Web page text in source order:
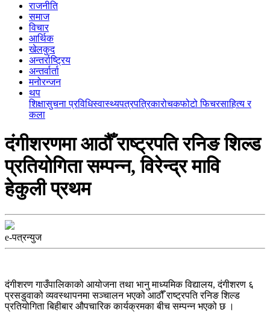
राजनीति
समाज
विचार
आर्थिक
खेलकुद
अन्तर्राष्ट्रिय
अन्तर्वार्ता
मनोरन्जन
थप
शिक्षासुचना प्रविधिस्वास्थ्यपत्रपत्रिकारोचकफोटो फिचरसाहित्य र
कला
दंगीशरणमा आठौँ राष्ट्रपति रनिङ शिल्ड
प्रतियोगिता सम्पन्न, विरेन्द्र मावि
हेकुली प्रथम
e-पत्रन्युज
दंगीशरण गाउँपालिकाको आयोजना तथा भानु माध्यमिक विद्यालय, दंगीशरण ६
प्रसडुवाको व्यवस्थापनमा सञ्चालन भएको आठौँ राष्ट्रपति रनिङ शिल्ड
प्रतियोगिता बिहीबार औपचारिक कार्यक्रमका बीच सम्पन्न भएको छ ।